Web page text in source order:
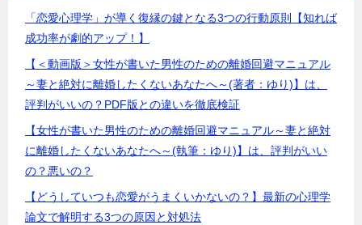
「恋愛心理学」が導く復縁の鍵となる3つの行動原則【知れば
成功率が劇的アップ！】
【＜動画版＞女性が書いた男性のための離婚回避マニュアル
～妻と絶対に離婚したくないあなたへ～(著者：ゆり)】は、
評判がいいの？PDF版との違いを徹底検証
【女性が書いた男性のための離婚回避マニュアル～妻と絶対
に離婚したくないあなたへ～(執筆：ゆり)】は、評判がいい
の？悪いの？
【どうしていつも恋愛がうまくいかないの？】最新の心理学
論文で解明する3つの原因と対処法